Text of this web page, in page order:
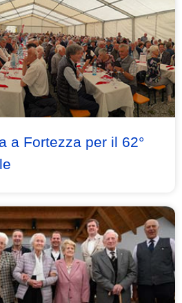
a Fortezza per il 62°